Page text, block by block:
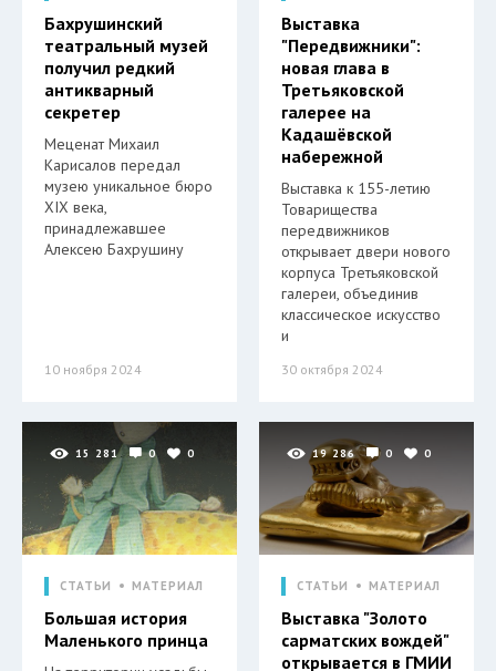
Бахрушинский
театральный музей
получил редкий
антикварный
секретер
Меценат Михаил
Карисалов передал
музею уникальное бюро
XIX века,
принадлежавшее
Алексею Бахрушину
10 ноября 2024
Выставка
"Передвижники":
новая глава в
Третьяковской
галерее на
Кадашёвской
набережной
Выставка к 155-летию
Товарищества
передвижников
открывает двери нового
корпуса Третьяковской
галереи, объединив
классическое искусство
и
30 октября 2024
15 281 0 0
СТАТЬИ МАТЕРИАЛ
Большая история
Маленького принца
19 286 0 0
СТАТЬИ МАТЕРИАЛ
Выставка "Золото
сарматских вождей"
открывается в ГМИИ